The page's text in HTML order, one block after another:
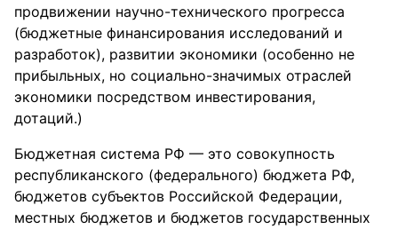
продвижении научно-технического прогресса
(бюджетные финансирования исследований и
разработок), развитии экономики (особенно не
прибыльных, но социально-значимых отраслей
экономики посредством инвестирования,
дотаций.)
Бюджетная система РФ — это совокупность
республиканского (федерального) бюджета РФ,
бюджетов субъектов Российской Федерации,
местных бюджетов и бюджетов государственных